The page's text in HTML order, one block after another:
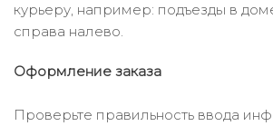
курьеру, например: подъезды в
справа налево.
Оформление заказа
Проверьте правильность ввода